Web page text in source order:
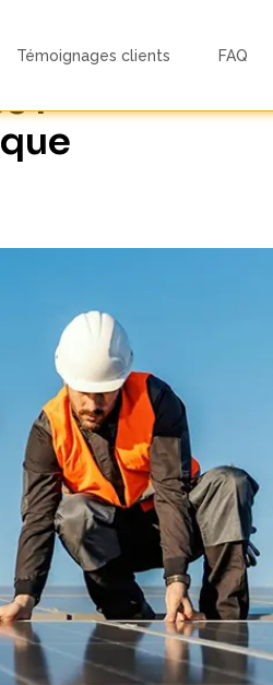
Témoignages clients FAQ
: